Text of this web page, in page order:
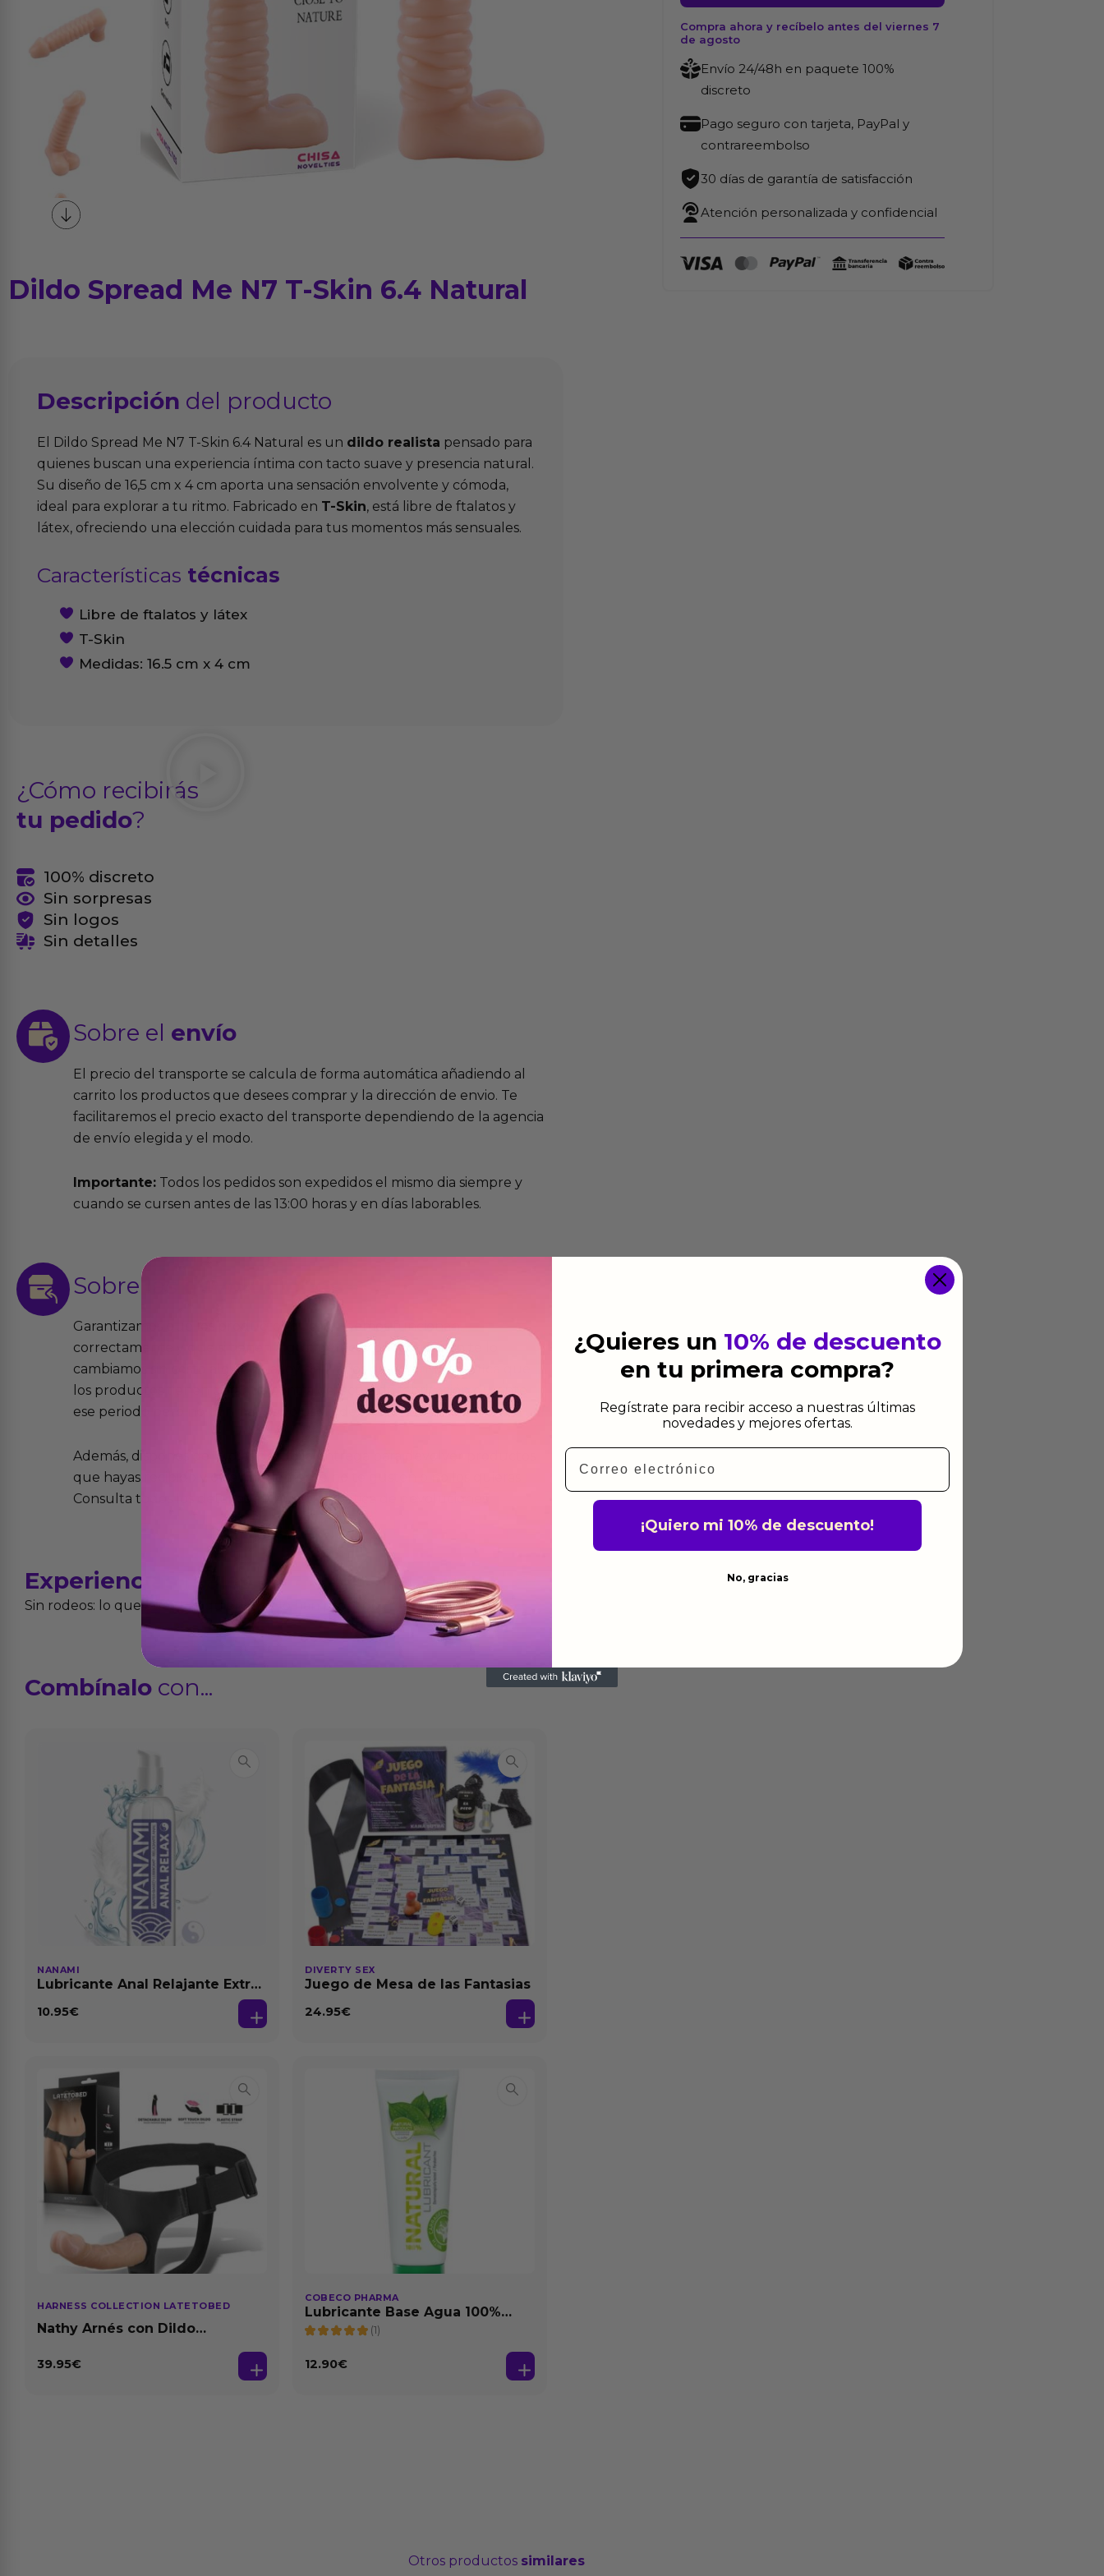
Dildo Spread Me N7 T-Skin 6.4 Natural
Descripción del producto
El Dildo Spread Me N7 T-Skin 6.4 Natural es un dildo realista pensado para
quienes buscan una experiencia íntima con tacto suave y presencia natural.
Su diseño de 16,5 cm x 4 cm aporta una sensación envolvente y cómoda,
ideal para explorar a tu ritmo. Fabricado en T-Skin, está libre de ftalatos y
látex, ofreciendo una elección cuidada para tus momentos más sensuales.
Características técnicas
Libre de ftalatos y látex
T-Skin
Medidas: 16.5 cm x 4 cm
¿Cómo recibirás
tu pedido?
100% discreto
Sin sorpresas
Sin logos
Sin detalles
Sobre el envío
El precio del transporte se calcula de forma automática añadiendo al
carrito los productos que desees comprar y la dirección de envio. Te
facilitaremos el precio exacto del transporte dependiendo de la agencia
de envío elegida y el modo.
Importante: Todos los pedidos son expedidos el mismo dia siempre y
cuando se cursen antes de las 13:00 horas y en días laborables.
Sobre las
Garantizamos que los productos que vendemos funcionan
correctamente y que si tienen algún defecto de fabricación te lo
cambiamos sin costo alguno. La ley de 2 años de garantía significa que
los productos tienen garantía contra defectos de fabricación durante
ese periodo pero no por mal uso o uso indebido.
Además, dispones de 15 días desde la entrega para devolver productos
que hayas recibido y que simplemente no te gusten o no los quieras.
Consulta todos los detalles en nuestra política de devoluciones.
Experiencias reales
Sin rodeos: lo que cuentan quienes ya lo han probado
Combínalo con...
NANAMI
Lubricante Anal Relajante Extra
10.95€
DIVERTY SEX
Juego de Mesa de las Fantasias
24.95€
HARNESS COLLECTION LATETOBED
Nathy Arnés con Dildo
39.95€
COBECO PHARMA
Lubricante Base Agua 100%
Natural 125 ml
(1)
12.90€
Me
N7
Skin
Natural
cantidad
Compra ahora y recíbelo antes del viernes 7
de agosto
Envío 24/48h en paquete 100%
discreto
Pago seguro con tarjeta, PayPal y
contrareembolso
30 días de garantía de satisfacción
Atención personalizada y confidencial
Otros productos similares
¿Quieres un 10% de descuento
en tu primera compra?
Regístrate para recibir acceso a nuestras últimas
novedades y mejores ofertas.
Email
¡Quiero mi 10% de descuento!
No, gracias